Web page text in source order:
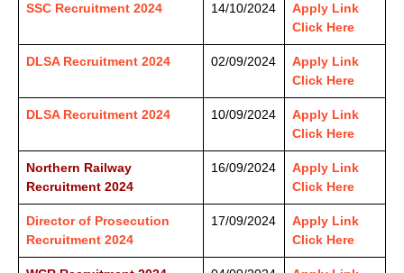
SSC Recruitment 2024 14/10/2024
Apply Link
Click Here
DLSA Recruitment 2024 02/09/2024
Apply Link
Click Here
DLSA Recruitment 2024 10/09/2024
Apply Link
Click Here
Northern Railway
Recruitment 2024
16/09/2024
Apply Link
Click Here
Director of Prosecution
Recruitment 2024
17/09/2024
Apply Link
Click Here